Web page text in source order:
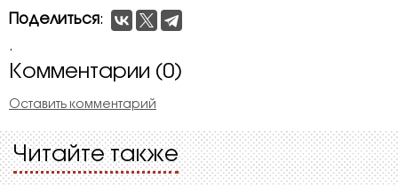
Поделиться :
.
Комментарии (0)
Оставить комментарий
Читайте также